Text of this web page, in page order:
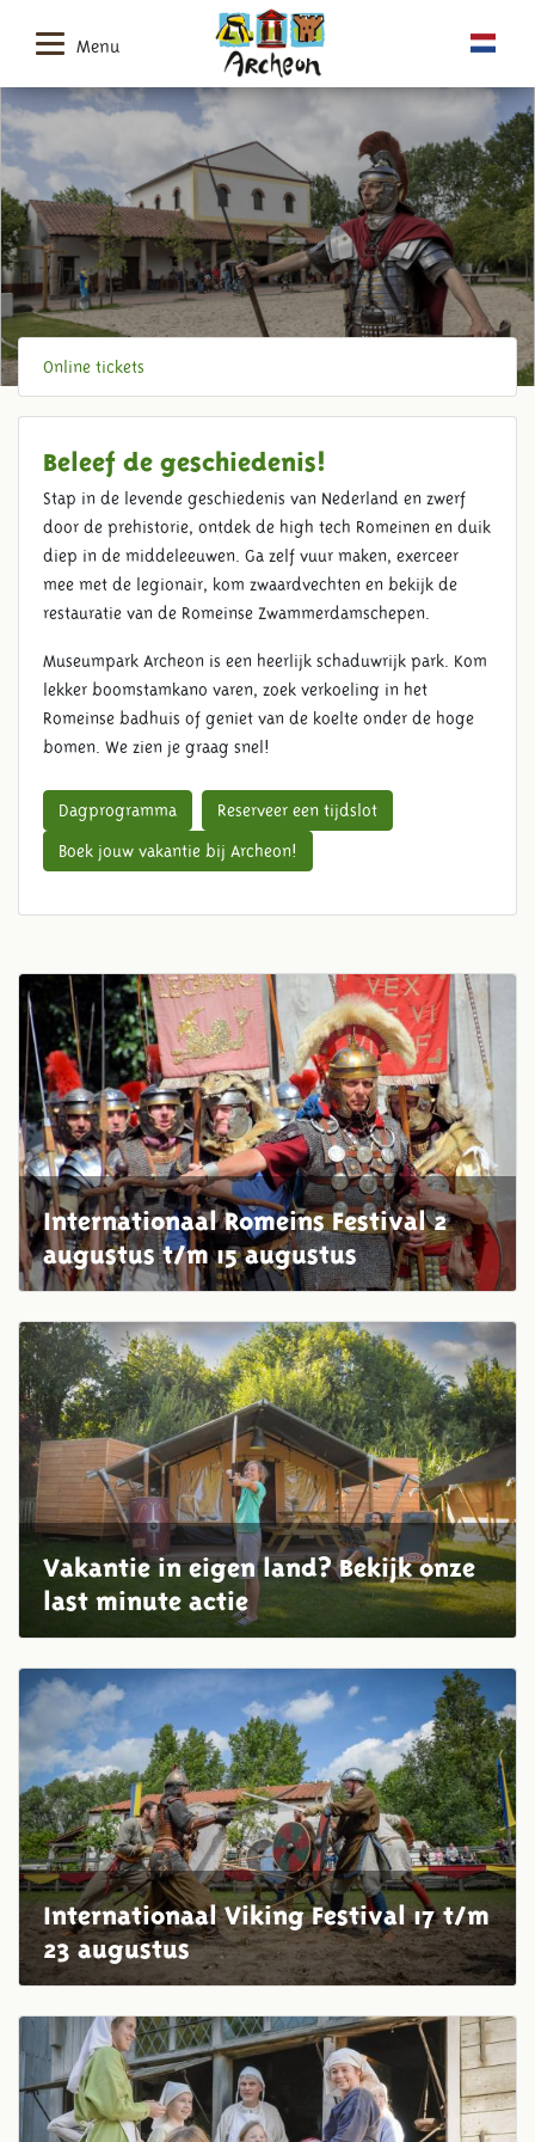
Menu
WELKOM IN ARCHEON
Online tickets
Beleef de geschiedenis!
Stap in de levende geschiedenis van Nederland en zwerf
door de prehistorie, ontdek de high tech Romeinen en duik
diep in de middeleeuwen. Ga zelf vuur maken, exerceer
mee met de legionair, kom zwaardvechten en bekijk de
restauratie van de Romeinse Zwammerdamschepen.
Museumpark Archeon is een heerlijk schaduwrijk park. Kom
lekker boomstamkano varen, zoek verkoeling in het
Romeinse badhuis of geniet van de koelte onder de hoge
bomen. We zien je graag snel!
Dagprogramma Reserveer een tijdslot
Boek jouw vakantie bij Archeon!
Internationaal Romeins Festival 2
augustus t/m 15 augustus
Vakantie in eigen land? Bekijk onze
last minute actie
Internationaal Viking Festival 17 t/m
23 augustus